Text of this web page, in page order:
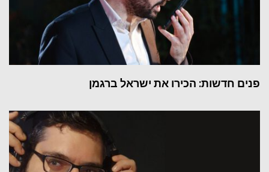
פנים חדשות: הכירו את ישראל ברגמן